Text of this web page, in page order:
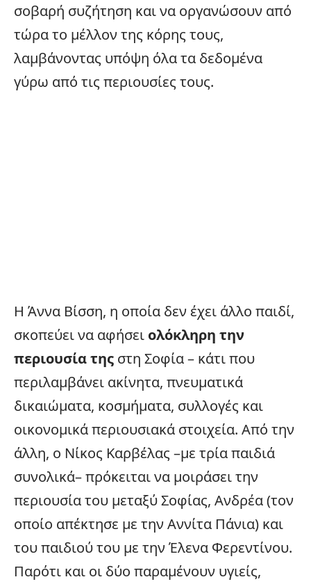
σοβαρή συζήτηση και να οργανώσουν από
τώρα το μέλλον της κόρης τους,
λαμβάνοντας υπόψη όλα τα δεδομένα
γύρω από τις περιουσίες τους.
Η Άννα Βίσση, η οποία δεν έχει άλλο παιδί,
σκοπεύει να αφήσει ολόκληρη την
περιουσία της στη Σοφία – κάτι που
περιλαμβάνει ακίνητα, πνευματικά
δικαιώματα, κοσμήματα, συλλογές και
οικονομικά περιουσιακά στοιχεία. Από την
άλλη, ο Νίκος Καρβέλας –με τρία παιδιά
συνολικά– πρόκειται να μοιράσει την
περιουσία του μεταξύ Σοφίας, Ανδρέα (τον
οποίο απέκτησε με την Αννίτα Πάνια) και
του παιδιού του με την Έλενα Φερεντίνου.
Παρότι και οι δύο παραμένουν υγιείς,